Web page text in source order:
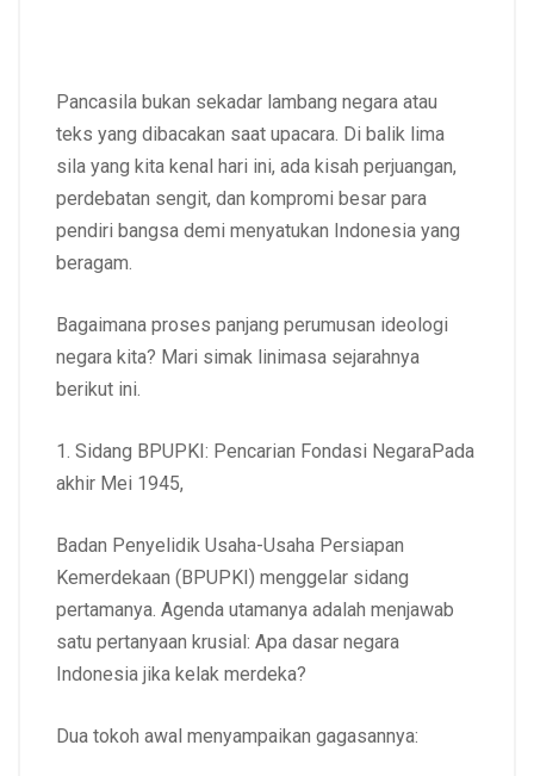
Pancasila bukan sekadar lambang negara atau
teks yang dibacakan saat upacara. Di balik lima
sila yang kita kenal hari ini, ada kisah perjuangan,
perdebatan sengit, dan kompromi besar para
pendiri bangsa demi menyatukan Indonesia yang
beragam.
Bagaimana proses panjang perumusan ideologi
negara kita? Mari simak linimasa sejarahnya
berikut ini.
1. Sidang BPUPKI: Pencarian Fondasi NegaraPada
akhir Mei 1945,
Badan Penyelidik Usaha-Usaha Persiapan
Kemerdekaan (BPUPKI) menggelar sidang
pertamanya. Agenda utamanya adalah menjawab
satu pertanyaan krusial: Apa dasar negara
Indonesia jika kelak merdeka?
Dua tokoh awal menyampaikan gagasannya: